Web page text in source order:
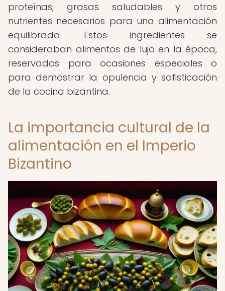
proteínas, grasas saludables y otros
nutrientes necesarios para una alimentación
equilibrada. Estos ingredientes se
consideraban alimentos de lujo en la época,
reservados para ocasiones especiales o
para demostrar la opulencia y sofisticación
de la cocina bizantina.
La importancia cultural de la
alimentación en el Imperio
Bizantino